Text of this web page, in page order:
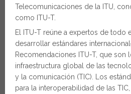
Telecomunicaciones de la ITU,
como ITU-T.
El ITU-T reúne a expertos de todo
desarrollar estándares
Recomendaciones ITU-T, que son
infraestructura global de las
y la comunicación (TIC). Los
para la interoperabilidad de las